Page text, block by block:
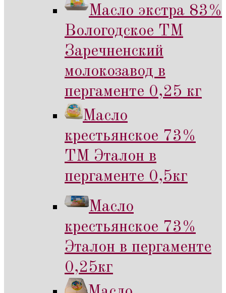
Масло экстра 83%
Вологодское ТМ
Заречненский
молокозавод в
пергаменте 0,25 кг
Масло
крестьянское 73%
ТМ Эталон в
пергаменте 0,5кг
Масло
крестьянское 73%
Эталон в пергаменте
0,25кг